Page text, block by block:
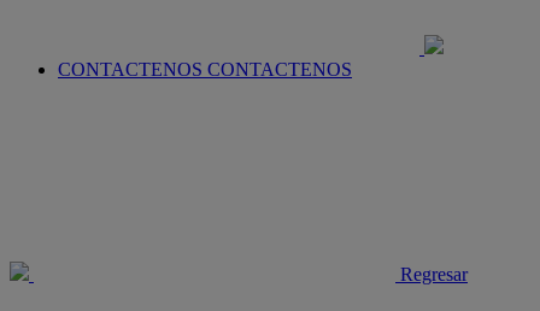
CONTACTENOS CONTACTENOS
Regresar